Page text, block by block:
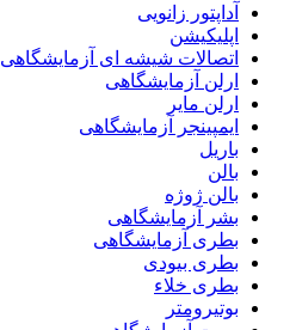
آداپتور زانویی
اپلیکیشن
اتصالات شیشه ای آزمایشگاهی
ارلن آزمایشگاهی
ارلن مایر
ایمپینجر آزمایشگاهی
باریل
بالن
بالن ژوژه
بشر آزمایشگاهی
بطری آزمایشگاهی
بطری بیودی
بطری خلاء
بوتیرومتر